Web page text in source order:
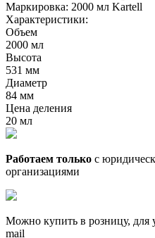
Маркировка: 2000 мл Kartell
Характеристики:
Объем
2000 мл
Высота
531 мм
Диаметр
84 мм
Цена деления
20 мл
Работаем только с
организациями
Можно купить в розницу, для
mail